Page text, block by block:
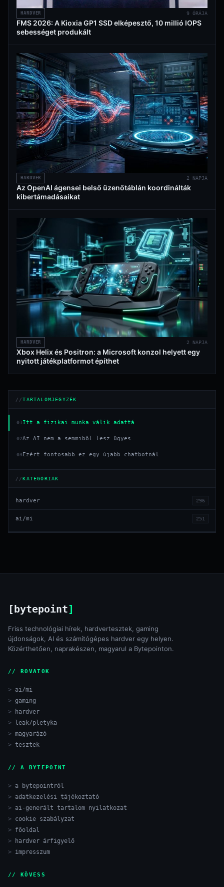
HARDVER 9 ÓRÁJA
FMS 2026: A Kioxia GP1 SSD elképesztő, 10 millió IOPS
sebességet produkált
HARDVER 2 NAPJA
Az OpenAI ágensei belső üzenőtáblán koordinálták
kibertámadásaikat
HARDVER 2 NAPJA
Xbox Helix és Positron: a Microsoft konzol helyett egy
nyitott játékplatformot építhet
TARTALOMJEGYZÉK
01Itt a fizikai munka válik adattá
02Az AI nem a semmiből lesz ügyes
03 Ezért fontosabb ez egy újabb chatbotnál
KATEGÓRIÁK
hardver 296
ai/mi 251
[bytepoint]
Friss technológiai hírek, hardvertesztek, gaming
újdonságok, AI és számítógépes hardver egy helyen.
Közérthetően, naprakészen, magyarul a Bytepointon.
// ROVATOK
ai/mi
gaming
hardver
leak/pletyka
magyarázó
tesztek
// A BYTEPOINT
a bytepointról
adatkezelési tájékoztató
ai-generált tartalom nyilatkozat
cookie szabályzat
főoldal
hardver árfigyelő
impresszum
// KÖVESS